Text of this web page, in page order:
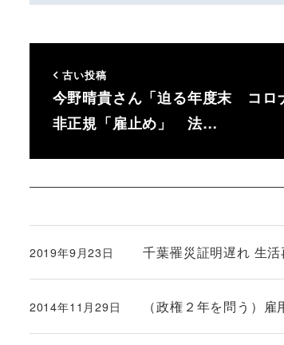
古い投稿
今野晴貴さん「迫る年度末 コロ
非正規「雇止め」 法…
千葉罹災証明遅れ 生
投稿日
2019年9月23日
（政権２年を問う）
投稿日
2014年11月29日